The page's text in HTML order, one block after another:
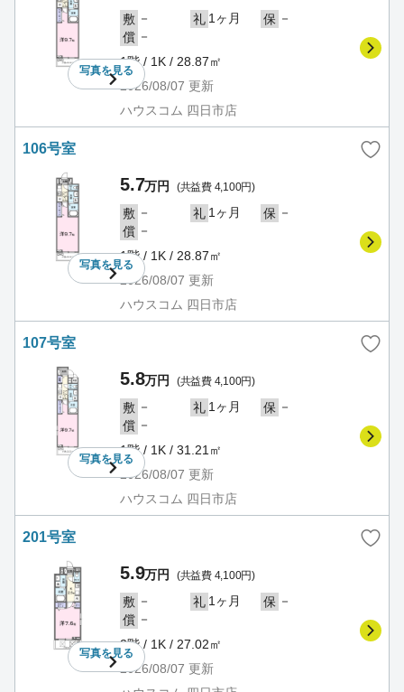
写真を見る
敷 － 礼 1ヶ月 保 －
償 －
1階 / 1K / 28.87㎡
2026/08/07 更新
ハウスコム 四日市店
106号室
写真を見る
5.7万円 (共益費 4,100円)
敷 － 礼 1ヶ月 保 －
償 －
1階 / 1K / 28.87㎡
2026/08/07 更新
ハウスコム 四日市店
107号室
写真を見る
5.8万円 (共益費 4,100円)
敷 － 礼 1ヶ月 保 －
償 －
1階 / 1K / 31.21㎡
2026/08/07 更新
ハウスコム 四日市店
201号室
写真を見る
5.9万円 (共益費 4,100円)
敷 － 礼 1ヶ月 保 －
償 －
2階 / 1K / 27.02㎡
2026/08/07 更新